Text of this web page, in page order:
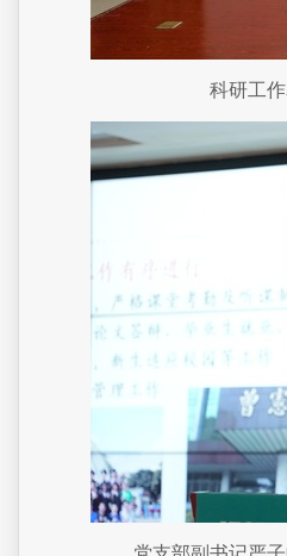
科研工